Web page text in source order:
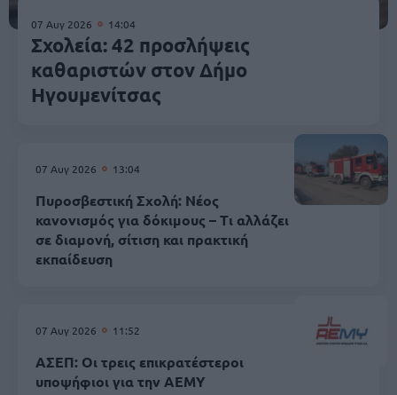
07 Αυγ 2026 14:04
Σχολεία: 42 προσλήψεις
καθαριστών στον Δήμο
Ηγουμενίτσας
07 Αυγ 2026 13:04
Πυροσβεστική Σχολή: Νέος
κανονισμός για δόκιμους – Τι αλλάζει
σε διαμονή, σίτιση και πρακτική
εκπαίδευση
07 Αυγ 2026 11:52
ΑΣΕΠ: Οι τρεις επικρατέστεροι
υποψήφιοι για την ΑΕΜΥ